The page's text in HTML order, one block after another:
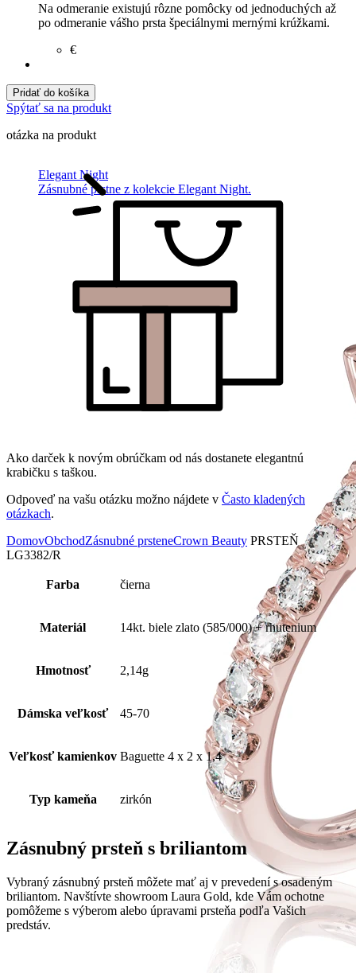
Elegant Night
Zásnubné prstne z kolekcie Elegant Night.
Na odmeranie existujú rôzne pomôcky od jednoduchých až
po odmeranie vášho prsta špeciálnymi mernými krúžkami.
€
Pridať do košíka
Spýtať sa na produkt
otázka na produkt
Ako darček k novým obrúčkam od nás dostanete elegantnú
krabičku s taškou.
Odpoveď na vašu otázku možno nájdete v Často kladených
otázkach.
DomovObchodZásnubné prsteneCrown Beauty PRSTEŇ
LG3382/R
Farba čierna
Materiál 14kt. biele zlato (585/000) + rhutenium
Hmotnosť 2,14g
Dámska veľkosť 45-70
Veľkosť kamienkov Baguette 4 x 2 x 1,4
Typ kameňa zirkón
Zásnubný prsteň s briliantom
Vybraný zásnubný prsteň môžete mať aj v prevedení s osadeným
briliantom. Navštívte showroom Laura Gold, kde Vám ochotne
pomôžeme s výberom alebo úpravami prsteňa podľa Vašich
predstáv.